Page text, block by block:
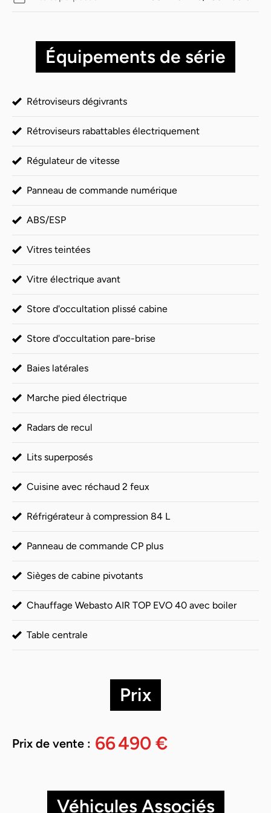
Équipements de série
Rétroviseurs dégivrants
Rétroviseurs rabattables électriquement
Régulateur de vitesse
Panneau de commande numérique
ABS/ESP
Vitres teintées
Vitre électrique avant
Store d'occultation plissé cabine
Store d'occultation pare-brise
Baies latérales
Marche pied électrique
Radars de recul
Lits superposés
Cuisine avec réchaud 2 feux
Réfrigérateur à compression 84 L
Panneau de commande CP plus
Sièges de cabine pivotants
Chauffage Webasto AIR TOP EVO 40 avec boiler
Table centrale
Prix
Prix de vente : 66 490 €
Véhicules Associés